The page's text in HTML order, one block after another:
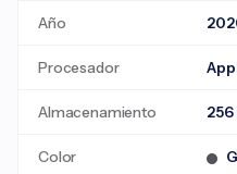
Año
Procesador
Almacenamiento 256
Color